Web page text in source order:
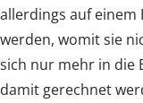
allerdings auf
werden, womit sie
sich nur mehr in die
damit gerechnet